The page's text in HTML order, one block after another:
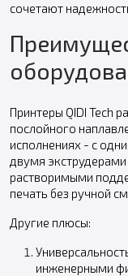
сочетают
Принтеры QIDI Tech
послойного
исполнениях - с
двумя
растворимыми
печать без ручной
Другие плюсы:
инженерными